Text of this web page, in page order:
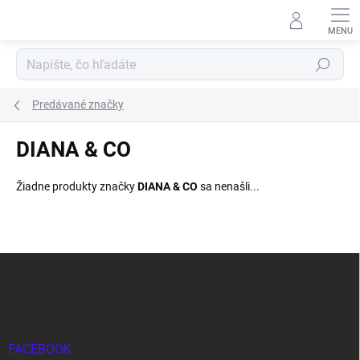
Hľadať
Predávané značky
DIANA & CO
Žiadne produkty značkyDIANA & CO sa nenašli...
FACEBOOK